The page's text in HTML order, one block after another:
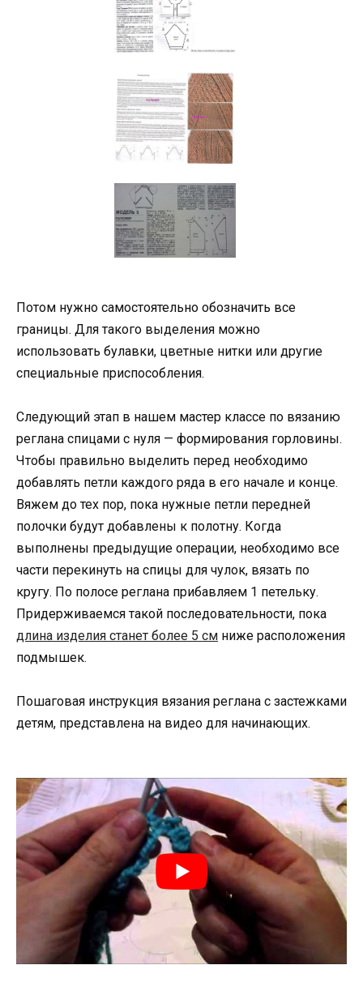
Потом нужно самостоятельно обозначить все
границы. Для такого выделения можно
использовать булавки, цветные нитки или другие
специальные приспособления.
Следующий этап в нашем мастер классе по вязанию
реглана спицами с нуля — формирования горловины.
Чтобы правильно выделить перед необходимо
добавлять петли каждого ряда в его начале и конце.
Вяжем до тех пор, пока нужные петли передней
полочки будут добавлены к полотну. Когда
выполнены предыдущие операции, необходимо все
части перекинуть на спицы для чулок, вязать по
кругу. По полосе реглана прибавляем 1 петельку.
Придерживаемся такой последовательности, пока
длина изделия станет более 5 см ниже расположения
подмышек.
Пошаговая инструкция вязания реглана с застежками
детям, представлена на видео для начинающих.